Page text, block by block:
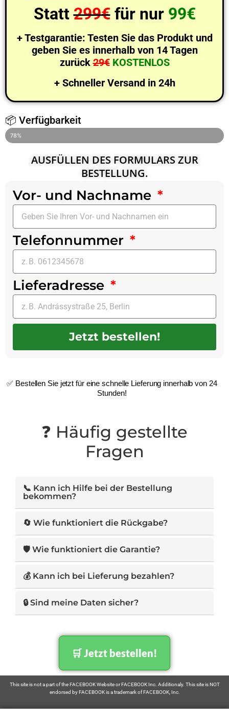
Statt299€für nur 99€
+ Testgarantie: Testen Sie das Produkt und
geben Sie es innerhalb von 14 Tagen
zurück29€ KOSTENLOS
+ Schneller Versand in 24h
📦 Verfügbarkeit
LETZTE 4 STÜCKE AUF LAGER
78%
AUSFÜLLEN DES FORMULARS ZUR
BESTELLUNG.
Vor- und Nachname
Telefonnummer
Lieferadresse
Jetzt bestellen!
✅ Bestellen Sie jetzt für eine schnelle Lieferung innerhalb von 24
Stunden!
❓ Häufig gestellte
Fragen
📞 Kann ich Hilfe bei der Bestellung
bekommen?
ausgefüllt haben, wird Sie einer unserer
Bestellung zu bestätigen und Ihre Fragen zu
beantworten.
🔄 Wie funktioniert die Rückgabe?
Tagen nach Erhalt zurückgeben. Wenn es
vollständige Rückerstattung.
🛡️ Wie funktioniert die Garantie?
anfordern. Bei Problemen bieten wir eine
an.
💰 Kann ich bei Lieferung bezahlen?
das Paket geliefert wird.
🔒 Sind meine Daten sicher?
für uns oberste Priorität. Ihre Daten sind durch
🛒 Jetzt bestellen!
This site is not a part of the FACEBOOK Website or FACEBOOK Inc. Additionaly. This site is NOT
endorsed by FACEBOOK is a trademark of FACEBOOK, Inc.